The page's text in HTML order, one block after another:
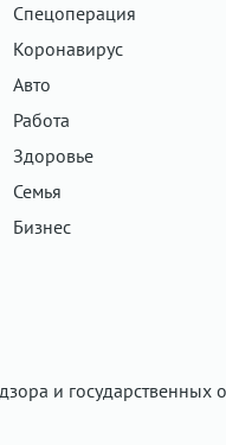
Спецоперация
Коронавирус
Авто
Работа
Здоровье
Семья
Бизнес
и государственных